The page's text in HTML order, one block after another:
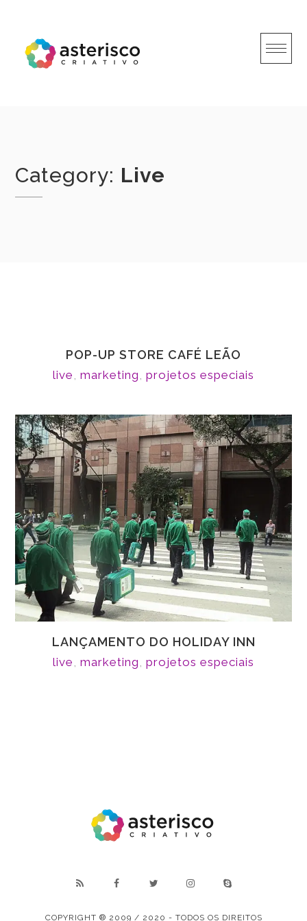
content
Category: Live
POP-UP STORE CAFÉ LEÃO
live , marketing , projetos especiais
LANÇAMENTO DO HOLIDAY INN
live , marketing , projetos especiais
COPYRIGHT ® 2009 / 2020 - TODOS OS DIREITOS